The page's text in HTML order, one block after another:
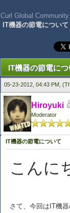
Curl Global Community
IT機器の節電について
IT機器の節電に
05-23-2012, 04:43 PM,
Hiroyuki
Moderator
IT機器の節電について
こんに
さて、今回はIT機